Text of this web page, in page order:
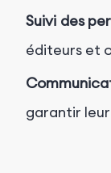
Suivi des
éditeurs et
garantir